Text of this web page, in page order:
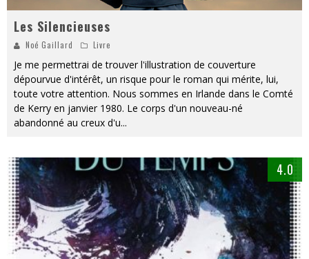
Les Silencieuses
Noé Gaillard Livre
Je me permettrai de trouver l'illustration de couverture
dépourvue d'intérêt, un risque pour le roman qui mérite, lui,
toute votre attention. Nous sommes en Irlande dans le Comté
de Kerry en janvier 1980. Le corps d'un nouveau-né
abandonné au creux d'u...
4.0